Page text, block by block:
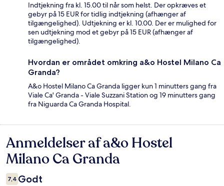
Indtjekning fra kl. 15.00 til når som helst. Der opkræves et
gebyr på 15 EUR for tidlig indtjekning (afhænger af
tilgængelighed). Udtjekning er kl. 10.00. Der er mulighed for
sen udtjekning mod et gebyr på 15 EUR (afhænger af
tilgængelighed).
Hvordan er området omkring a&o Hostel Milano Ca
Granda?
A&o Hostel Milano Ca Granda ligger kun 1 minutters gang fra
Viale Ca' Granda - Viale Suzzani Station og 19 minutters gang
fra Niguarda Ca Granda Hospital.
Anmeldelser
Anmeldelser af a&o Hostel
Milano Ca Granda
7,4 Godt